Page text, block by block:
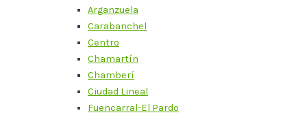
Arganzuela
Carabanchel
Centro
Chamartín
Chamberí
Ciudad Lineal
Fuencarral-El Pardo